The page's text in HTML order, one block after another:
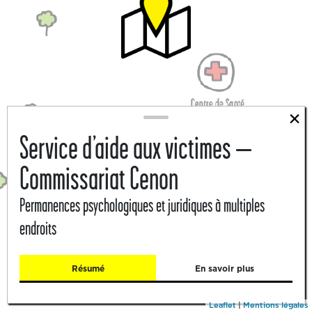
×
Service d’aide aux victimes –
Commissariat Cenon
Permanences psychologiques et juridiques à multiples
endroits
Résumé En savoir plus
Leaflet|Mentions légales